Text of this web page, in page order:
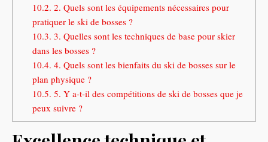
10.2. 2. Quels sont les équipements nécessaires pour
pratiquer le ski de bosses ?
10.3. 3. Quelles sont les techniques de base pour skier
dans les bosses ?
10.4. 4. Quels sont les bienfaits du ski de bosses sur le
plan physique ?
10.5. 5. Y a-t-il des compétitions de ski de bosses que je
peux suivre ?